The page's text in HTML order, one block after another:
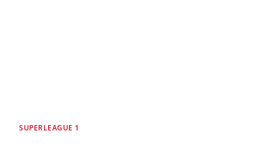
SUPERLEAGUE 1